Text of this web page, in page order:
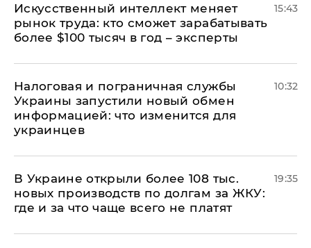
Искусственный интеллект меняет
рынок труда: кто сможет зарабатывать
более $100 тысяч в год – эксперты
15:43
Налоговая и пограничная службы
Украины запустили новый обмен
информацией: что изменится для
украинцев
10:32
В Украине открыли более 108 тыс.
новых производств по долгам за ЖКУ:
где и за что чаще всего не платят
19:35